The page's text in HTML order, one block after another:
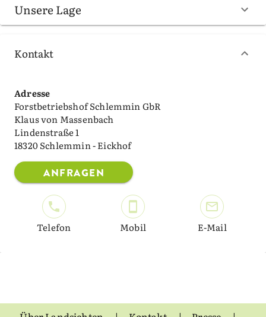
Unsere Lage
Kontakt
Adresse
Forstbetriebshof Schlemmin GbR
Klaus von Massenbach
Lindenstraße 1
18320 Schlemmin - Eickhof
ANFRAGEN
Telefon Mobil E-Mail